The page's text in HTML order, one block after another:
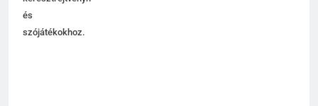
keresztrejtvényhez